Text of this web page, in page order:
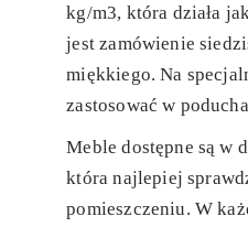
kg/m3, która działa
jest zamówienie
miękkiego. Na
zastosować w
Meble dostępne są w
która najlepiej
pomieszczeniu. W